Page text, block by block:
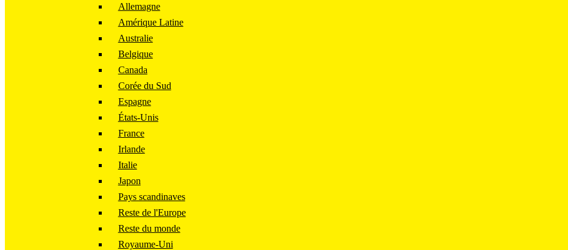
Allemagne
Amérique Latine
Australie
Belgique
Canada
Corée du Sud
Espagne
États-Unis
France
Irlande
Italie
Japon
Pays scandinaves
Reste de l'Europe
Reste du monde
Royaume-Uni